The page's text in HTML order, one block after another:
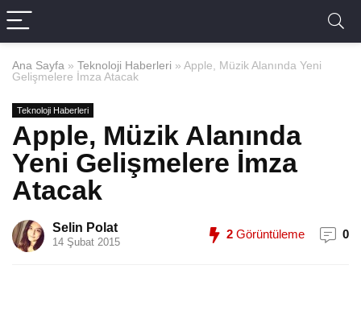
Ana Sayfa » Teknoloji Haberleri » Apple, Müzik Alanında Yeni
Gelişmelere İmza Atacak
Teknoloji Haberleri
Apple, Müzik Alanında
Yeni Gelişmelere İmza
Atacak
Selin Polat
14 Şubat 2015
2 Görüntüleme 0